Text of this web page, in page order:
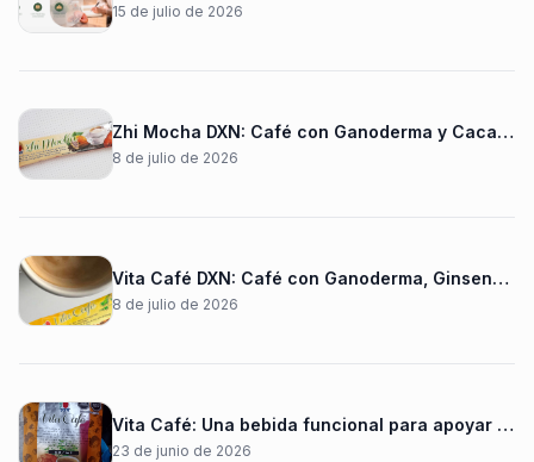
15 de julio de 2026
Zhi Mocha DXN: Café con Ganoderma y Cacao con delicioso sabor a chocolate
8 de julio de 2026
Vita Café DXN: Café con Ganoderma, Ginseng y Tongkat Ali para complementar tu bienestar diario
8 de julio de 2026
Vita Café: Una bebida funcional para apoyar tu bienestar y energía diaria
23 de junio de 2026